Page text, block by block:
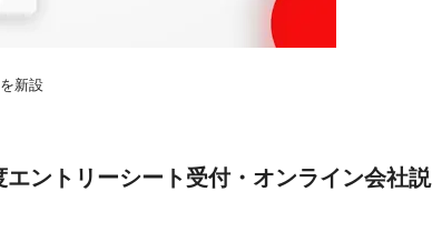
新設
ントリーシート受付・オンライン会社説